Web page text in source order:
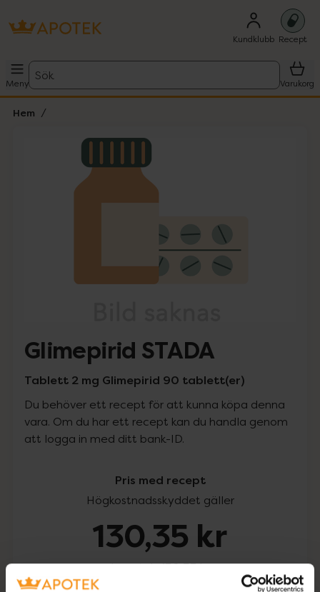
Kundklubb Recept
Meny
Sök
Varukorg
Hem
Lista: . Innehåller 1 objekt.
Glimepirid STADA
Tablett 2 mg Glimepirid 90 tablett(er)
Du behöver ett recept för att kunna köpa denna
vara. Om du har ett recept kan du handla genom
att logga in med ditt bank-ID.
Pris med recept
Högkostnadsskyddet gäller
130,35 kr
I apotek:130,35 kr